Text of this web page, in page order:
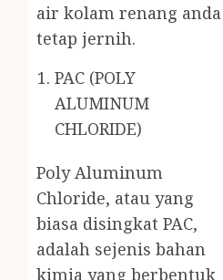
air kolam renang anda
tetap jernih.
PAC (POLY
ALUMINUM
CHLORIDE)
Poly Aluminum
Chloride, atau yang
biasa disingkat PAC,
adalah sejenis bahan
kimia yang berbentuk